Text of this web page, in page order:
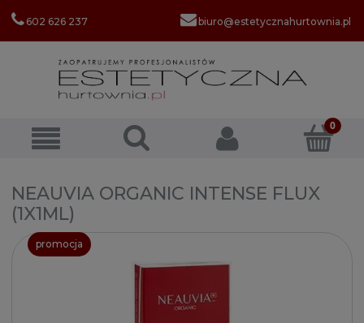
602 626 237 biuro@estetycznahurtownia.pl
NEAUVIA ORGANIC INTENSE FLUX
(1X1ML)
promocja